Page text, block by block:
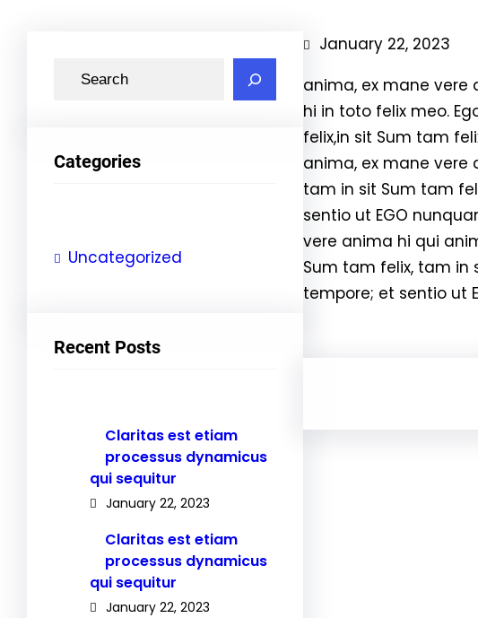
c
Categories
Uncategorized
Recent Posts
Claritas est etiam
processus dynamicus
qui sequitur
January 22, 2023
Claritas est etiam
processus dynamicus
qui sequitur
January 22, 2023
January 22, 2023
anima, ex mane vere
hi in toto felix meo.
felix,in sit Sum tam
anima, ex mane vere
tam in sit Sum tam
sentio ut EGO
vere anima hi qui
Sum tam felix, tam in
tempore; et sentio ut